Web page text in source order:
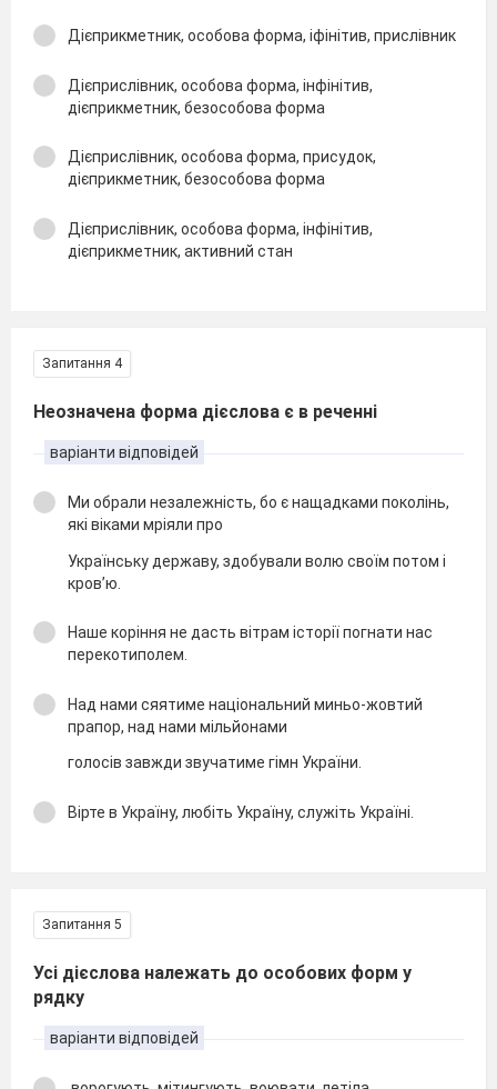
Дієприкметник, особова форма, іфінітив, прислівник
Дієприслівник, особова форма, інфінітив,
дієприкметник, безособова форма
Дієприслівник, особова форма, присудок,
дієприкметник, безособова форма
Дієприслівник, особова форма, інфінітив,
дієприкметник, активний стан
Запитання 4
Неозначена форма дієслова є в реченні
варіанти відповідей
Ми обрали незалежність, бо є нащадками поколінь,
які віками мріяли про
Українську державу, здобували волю своїм потом і
кров’ю.
Наше коріння не дасть вітрам історії погнати нас
перекотиполем.
Над нами сяятиме національний миньо-жовтий
прапор, над нами мільйонами
голосів завжди звучатиме гімн України.
Вірте в Україну, любіть Україну, служіть Україні.
Запитання 5
Усі дієслова належать до особових форм у
рядку
варіанти відповідей